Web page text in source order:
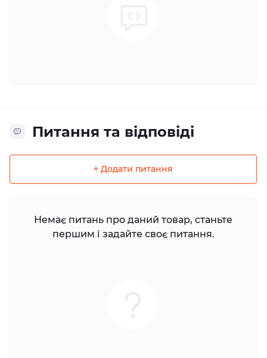
Питання та відповіді
+ Додати питання
Немає питань про даний товар, станьте
першим і задайте своє питання.